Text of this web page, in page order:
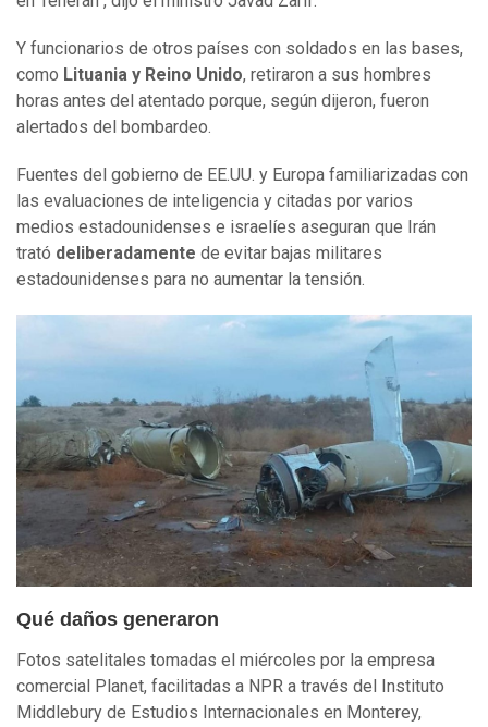
Y funcionarios de otros países con soldados en las bases,
como Lituania y Reino Unido, retiraron a sus hombres
horas antes del atentado porque, según dijeron, fueron
alertados del bombardeo.
Fuentes del gobierno de EE.UU. y Europa familiarizadas con
las evaluaciones de inteligencia y citadas por varios
medios estadounidenses e israelíes aseguran que Irán
trató deliberadamente de evitar bajas militares
estadounidenses para no aumentar la tensión.
Qué daños generaron
Fotos satelitales tomadas el miércoles por la empresa
comercial Planet, facilitadas a NPR a través del Instituto
Middlebury de Estudios Internacionales en Monterey,